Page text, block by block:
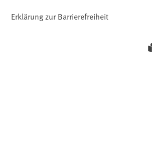
Erklärung zur Barrierefreiheit